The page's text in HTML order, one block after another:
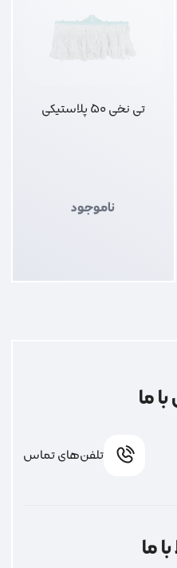
تی نخی 50 پلاستیکی
ناموجود
ما
تلفن‌های تماس
ما